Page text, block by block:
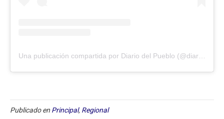
Publicado en Principal, Regional